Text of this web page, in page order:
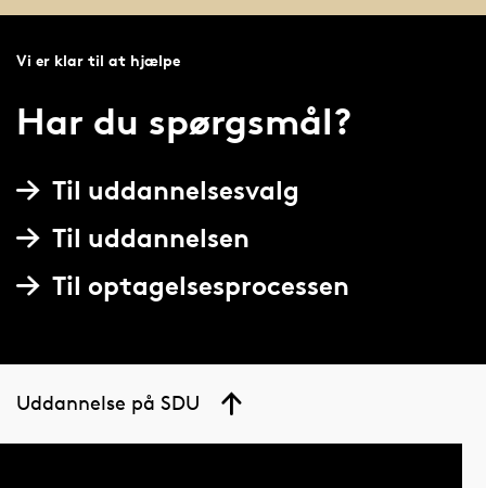
Vi er klar til at hjælpe
Har du spørgsmål?
Til uddannelsesvalg
Til uddannelsen
Til optagelsesprocessen
Uddannelse på SDU